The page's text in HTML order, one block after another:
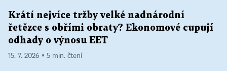
Krátí nejvíce tržby velké nadnárodní
řetězce s obřími obraty? Ekonomové cupují
odhady o výnosu EET
15. 7. 2026 ▪ 5 min. čtení